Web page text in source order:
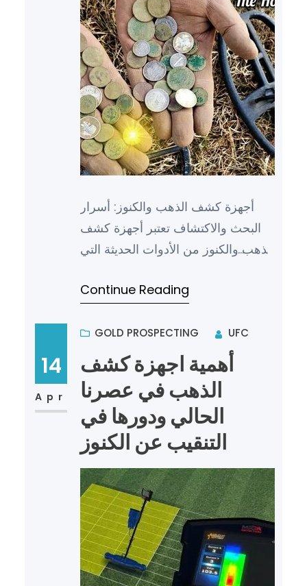
أجهزة كشف الذهب والكنوز: أسرار
البحث والاكتشاف تعتبر أجهزة كشف
الذهب والكنوز من الأدوات الحديثة التي
والاكتشاف عن الكنو…
Continue Reading
14
Apr
GOLD PROSPECTING UFC
أهمية اجهزة كشف
الذهب في عصرنا
الحالي ودورها في
التنقيب عن الكنوز